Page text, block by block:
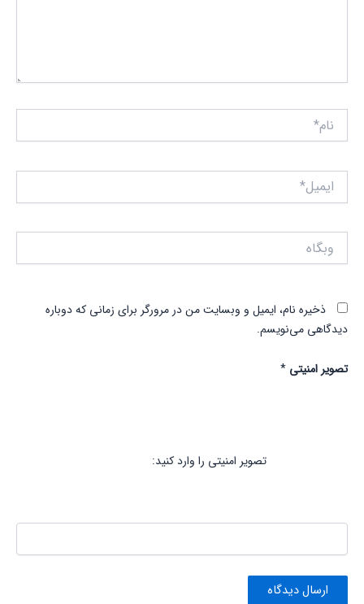
ایمیل*
ذخیره نام، ایمیل و وبسایت من در مرورگر برای زمانی که دوباره
دیدگاهی می‌نویسم.
تصویر امنیتی *
تصویر امنیتی را وارد کنید: